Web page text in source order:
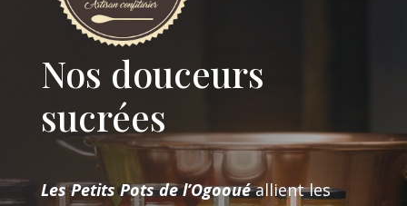
Nos douceurs
sucrées
Les Petits Pots de l’Ogooué allient les